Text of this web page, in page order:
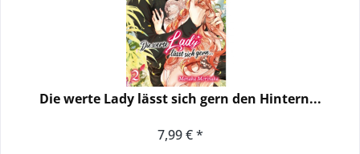
Die werte Lady lässt sich gern den Hintern...
7,99 € *